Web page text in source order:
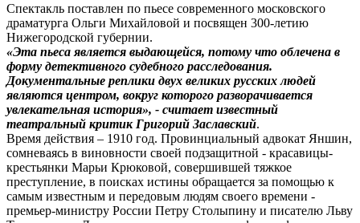
Спектакль поставлен по пьесе современного московского
драматурга Ольги Михайловой и посвящен 300-летию
Нижегородской губернии.
«Эта пьеса является выдающейся, потому что облечена в
форму детективного судебного расследования.
Документальные реплики двух великих русских людей
являются центром, вокруг которого разворачивается
увлекательная история», - считает известный
театральный критик Григорий Заславский.
Время действия – 1910 год. Провинциальный адвокат Яншин,
сомневаясь в виновности своей подзащитной - красавицы-
крестьянки Марьи Крюковой, совершившей тяжкое
преступление, в поисках истины обращается за помощью к
самым известным и передовым людям своего времени -
премьер-министру России Петру Столыпину и писателю Льву